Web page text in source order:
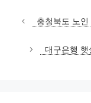
충청북도 노
대구은행 햇